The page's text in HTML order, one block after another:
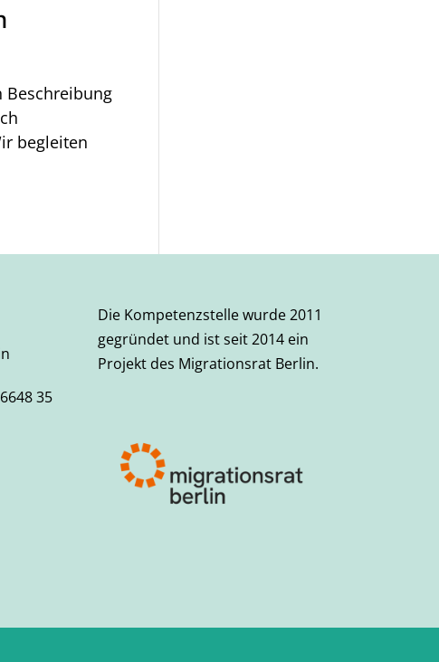
Beschreibung
begleiten
35
Die Kompetenzstelle wurde 2011
gegründet und ist seit 2014 ein
Projekt des Migrationsrat Berlin.